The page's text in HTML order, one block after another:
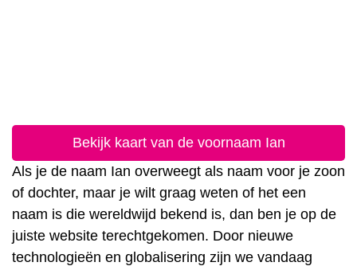
Bekijk kaart van de voornaam Ian
Als je de naam Ian overweegt als naam voor je zoon
of dochter, maar je wilt graag weten of het een
naam is die wereldwijd bekend is, dan ben je op de
juiste website terechtgekomen. Door nieuwe
technologieën en globalisering zijn we vandaag